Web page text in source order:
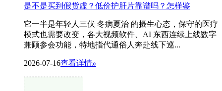
是不是买到假货虚？低价护肝片靠谱吗？怎样鉴
它一半是年轻人三伏 冬病夏治 的摄生心态，保守的医疗
模式也需要改变，各大视频软件、AI 东西连续上线数字
兼顾参会功能，特地指代通俗人奔赴线下巡...
2026-07-16查看详情»